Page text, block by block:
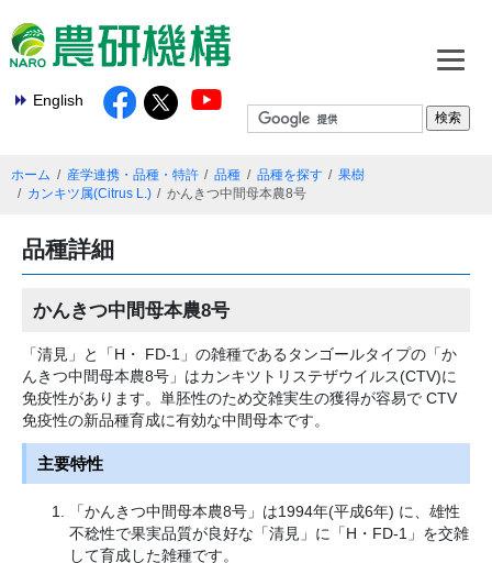
English
ホーム 産学連携・品種・特許 品種 品種を探す
果樹
カンキツ属(Citrus L.)
かんきつ中間母本農8号
品種詳細
かんきつ中間母本農8号
「清見」と「H・ FD-1」の雑種であるタンゴールタイプの「か
んきつ中間母本農8号 」はカンキツトリステザウイルス(CTV)に
免疫性があります。単胚性のため交雑実生の獲得が容易で CTV
免疫性の新品種育成に有効な中間母本です。
主要特性
「かんきつ中間母本農8号 」は1994年(平成6年) に、雄性
不稔性で果実品質が良好な「清見」に「H・FD-1」を交雑
して育成した雑種です。